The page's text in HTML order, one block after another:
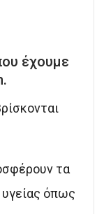
έχουμε
τα
υγείας όπως